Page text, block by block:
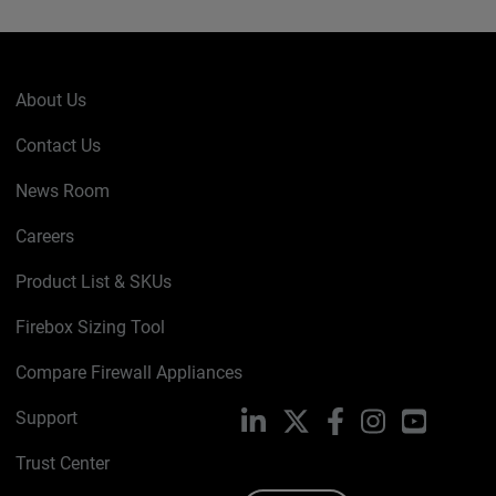
About Us
Contact Us
News Room
Careers
Product List & SKUs
Firebox Sizing Tool
Compare Firewall Appliances
Support
Trust Center
LinkedIn FacebookInstagramYouTube